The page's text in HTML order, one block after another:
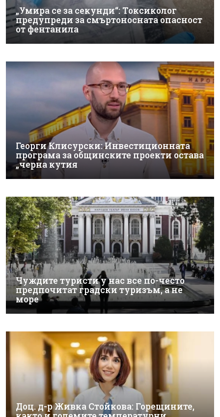
„Умира се за секунди“: Токсиколог
предупреди за смъртоносната опасност
от фентанила
Георги Клисурски: Инвестиционната
програма за общинските проекти остава
„черна кутия
Чуждите туристи у нас все по-често
предпочитат градски туризъм, а не
море
Доц. д-р Живка Стойкова: Горещините,